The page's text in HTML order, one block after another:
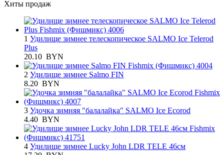
Хиты продаж
1 Удилище зимнее телескопическое SALMO Ice Telerod
Plus
20.10 BYN
2 Удилище зимнее Salmo FIN
8.20 BYN
3 Удочка зимняя "балалайка" SALMO Ice Ecorod
4.40 BYN
4 Удилище зимнее Lucky John LDR TELE 46см